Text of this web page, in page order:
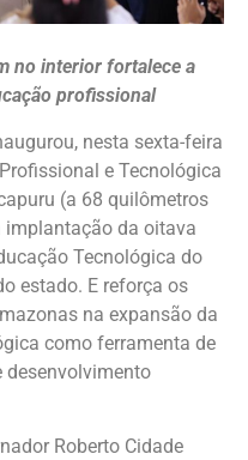
no interior fortalece a
profissional
nesta sexta-feira
e Tecnológica
(a 68 quilômetros
implantação da oitava
Tecnológica do
estado. E reforça os
na expansão da
como ferramenta de
desenvolvimento
Roberto Cidade